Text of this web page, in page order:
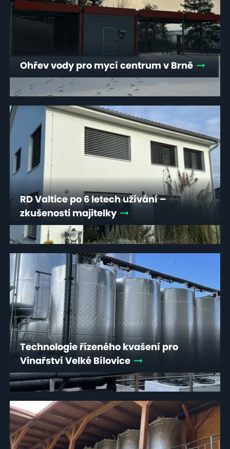
Ohřev vody pro mycí centrum v Brně
RD Valtice po 6 letech užívání –
zkušenosti majitelky
Technologie řízeného kvašení pro
Vinařství Velké Bílovice